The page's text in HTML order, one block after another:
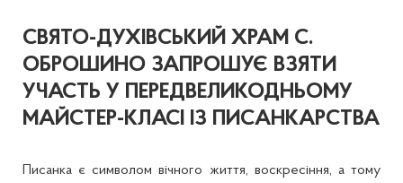
СВЯТО-ДУХІВСЬКИЙ ХРАМ С.
ОБРОШИНО ЗАПРОШУЄ ВЗЯТИ
УЧАСТЬ У ПЕРЕДВЕЛИКОДНЬОМУ
МАЙСТЕР-КЛАСІ ІЗ ПИСАНКАРСТВА
Писанка є символом вічного життя, воскресіння, а тому